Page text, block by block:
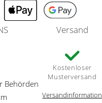
Behörden
Versand
Kostenloser
Musterversand
Versandinformation